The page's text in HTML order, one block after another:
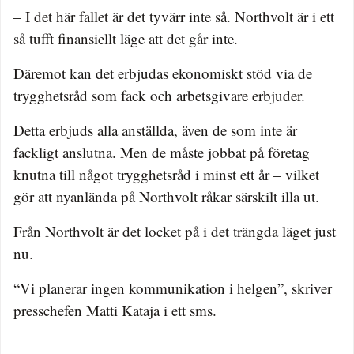
– I det här fallet är det tyvärr inte så. Northvolt är i ett
så tufft finansiellt läge att det går inte.
Däremot kan det erbjudas ekonomiskt stöd via de
trygghetsråd som fack och arbetsgivare erbjuder.
Detta erbjuds alla anställda, även de som inte är
fackligt anslutna. Men de måste jobbat på företag
knutna till något trygghetsråd i minst ett år – vilket
gör att nyanlända på Northvolt råkar särskilt illa ut.
Från Northvolt är det locket på i det trängda läget just
nu.
“Vi planerar ingen kommunikation i helgen”, skriver
presschefen Matti Kataja i ett sms.